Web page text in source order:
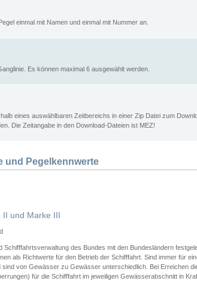
einmal mit Namen und einmal mit Nummer an.
Es können maximal 6 ausgewählt werden.
eines auswählbaren Zeitbereichs in einer Zip Datei zum
Die Zeitangabe in den Download-Dateien ist MEZ!
und Pegelkennwerte
II und Marke III
des Bundes mit den Bundesländern
als Richtwerte für den Betrieb der Schifffahrt. Sind immer für
sind von Gewässer zu Gewässer unterschiedlich. Bei Erreichen
für die Schifffahrt im jeweiligen Gewässerabschnitt in